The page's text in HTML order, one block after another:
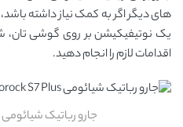
های دیگر اگر به‌ کمک نیاز داشته باشد،
یک نوتیفیکیشن بر روی گوشی تان،
اقدامات لازم را انجام دهید.
جارو رباتیک شیائومی Roborock S7 Plus